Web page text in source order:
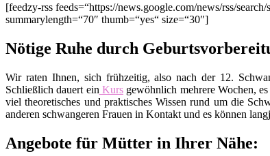
[feedzy-rss feeds=“https://news.google.com/news/rss/
summarylength=“70″ thumb=“yes“ size=“30″]
Nötige Ruhe durch
Wir raten Ihnen, sich frühzeitig, also nach der 12.
Schließlich dauert ein Kursgewöhnlich mehrere Wochen,
viel theoretisches und praktisches Wissen rund um die
anderen schwangeren Frauen in Kontakt und es können
Angebote für Mütter in Ihrer Nähe: